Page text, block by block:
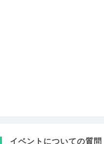
イベントについての質問